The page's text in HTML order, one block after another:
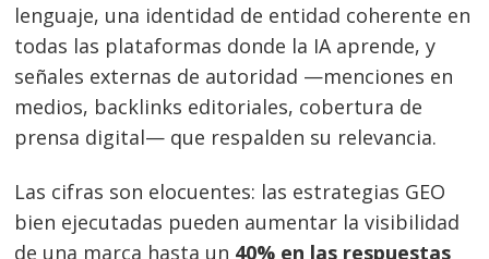
lenguaje, una identidad de entidad coherente en
todas las plataformas donde la IA aprende, y
señales externas de autoridad —menciones en
medios, backlinks editoriales, cobertura de
prensa digital— que respalden su relevancia.
Las cifras son elocuentes: las estrategias GEO
bien ejecutadas pueden aumentar la visibilidad
de una marca hasta un 40% en las respuestas